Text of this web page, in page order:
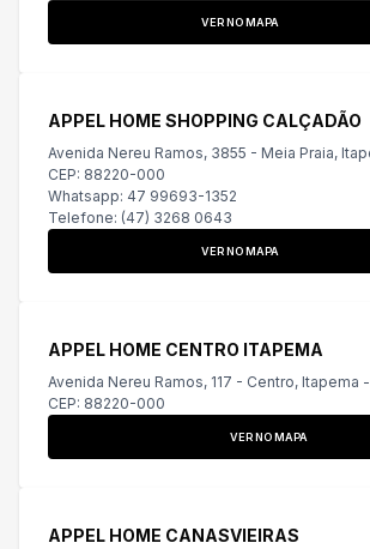
VER NO MAPA
APPEL HOME SHOPPING CALÇADÃO
Avenida Nereu Ramos, 3855 - Meia Praia,
CEP: 88220-000
Whatsapp: 47 99693-1352
Telefone: (47) 3268 0643
VER NO MAPA
APPEL HOME CENTRO ITAPEMA
Avenida Nereu Ramos, 117 - Centro, Itapema
CEP: 88220-000
VER NO MAPA
APPEL HOME CANASVIEIRAS